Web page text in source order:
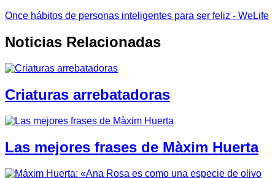
Once hábitos de personas inteligentes para ser feliz - WeLife
Noticias Relacionadas
Criaturas arrebatadoras
Las mejores frases de Màxim Huerta